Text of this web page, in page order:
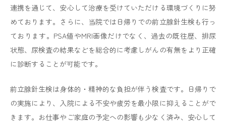
2024.07.24 一般のお知らせ
マイナンバーカードの保険証利用について
当院はオンライン資格確認を行う体制を有してい
ます。
受診歴、薬剤情報、特定検診情報その他必要な診
療情報を取得・活用した診療に努めております。
正確な情報を取得・活用するため、マイナ保険証
の利用にご協力をお願い致します。
連携を通じて、安心して治療を受けていただける環境づくりに努
めております。さらに、当院では日帰りでの前立腺針生検も行っ
ております。PSA値やMRI画像だけでなく、過去の既往歴、排尿
状態、尿検査の結果などを総合的に考慮しがんの有無をより正確
に診断することが可能です。
前立腺針生検は身体的・精神的な負担が伴う検査です。日帰りで
の実施により、入院による不安や疲労を最小限に抑えることがで
きます。お仕事やご家庭の予定への影響も少なく済み、安心して